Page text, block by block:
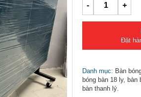
- +
Đặt
Danh mục: Bàn
bóng bàn 18 ly, bàn
bàn thanh lý